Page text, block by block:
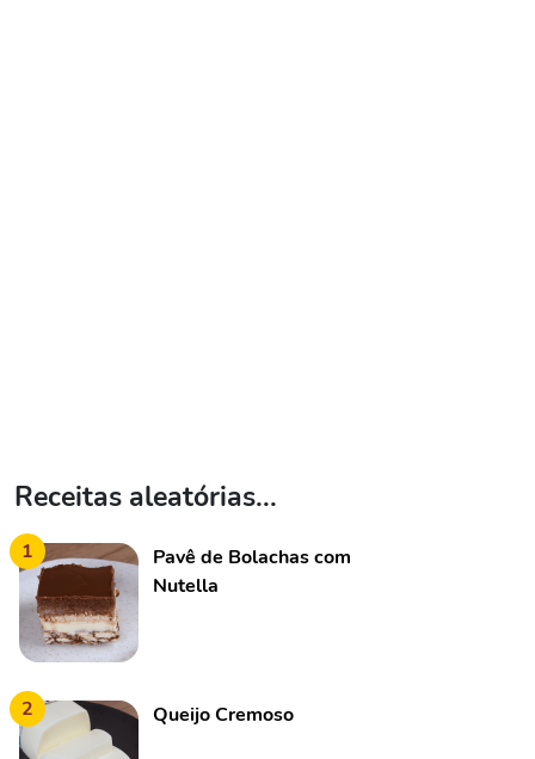
Receitas aleatórias...
1
Pavê de Bolachas com
Nutella
2 Queijo Cremoso